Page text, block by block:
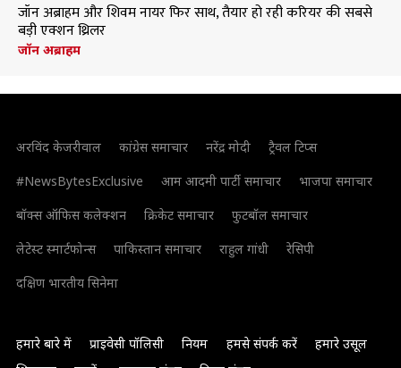
जॉन अब्राहम और शिवम नायर फिर साथ, तैयार हो रही करियर की सबसे
बड़ी एक्शन थ्रिलर
जॉन अब्राहम
अरविंद केजरीवाल कांग्रेस समाचार नरेंद्र मोदी
ट्रैवल टिप्स
#NewsBytesExclusive
आम आदमी पार्टी समाचार
भाजपा समाचार
बॉक्स ऑफिस कलेक्शन
क्रिकेट समाचार
फुटबॉल समाचार
लेटेस्ट स्मार्टफोन्स
पाकिस्तान समाचार राहुल गांधी
रेसिपी
दक्षिण भारतीय सिनेमा
हमारे बारे में प्राइवेसी पॉलिसी नियम हमसे संपर्क करें
हमारे उसूल